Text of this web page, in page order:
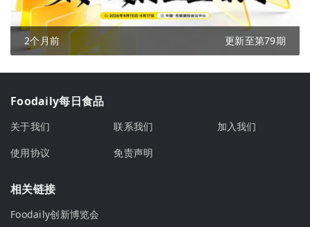
2个月前 更新至第79期
Foodaily每日食品
关于我们 联系我们
加入我们
使用协议
免责声明
相关链接
Foodaily创新博览会